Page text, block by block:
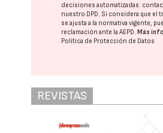
decisiones automatizadas:
nuestro DPD . Si considera que el
se ajusta a la normativa vigente,
reclamación ante laAEPD .Más
Política de Protección de Datos
REVISTAS